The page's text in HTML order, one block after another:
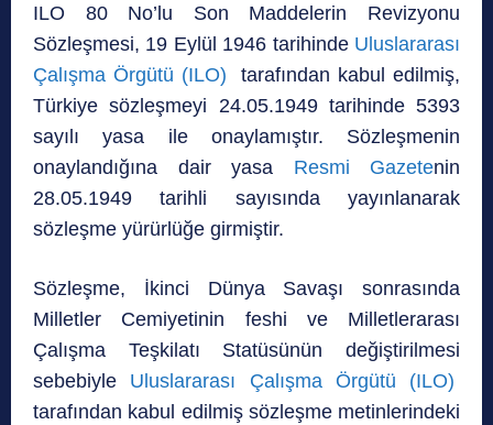
ILO 80 No’lu Son Maddelerin Revizyonu
Sözleşmesi, 19 Eylül 1946 tarihinde Uluslararası
Çalışma Örgütü (ILO) tarafından kabul edilmiş,
Türkiye sözleşmeyi 24.05.1949 tarihinde 5393
sayılı yasa ile onaylamıştır. Sözleşmenin
onaylandığına dair yasa Resmi Gazetenin
28.05.1949 tarihli sayısında yayınlanarak
sözleşme yürürlüğe girmiştir.
Sözleşme, İkinci Dünya Savaşı sonrasında
Milletler Cemiyetinin feshi ve Milletlerarası
Çalışma Teşkilatı Statüsünün değiştirilmesi
sebebiyle Uluslararası Çalışma Örgütü (ILO)
tarafından kabul edilmiş sözleşme metinlerindeki